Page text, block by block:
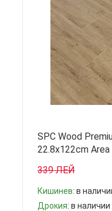
SPC Wood
22.8x122cm
339 ЛЕЙ
Кишинев: в
Дрокия: в наличии